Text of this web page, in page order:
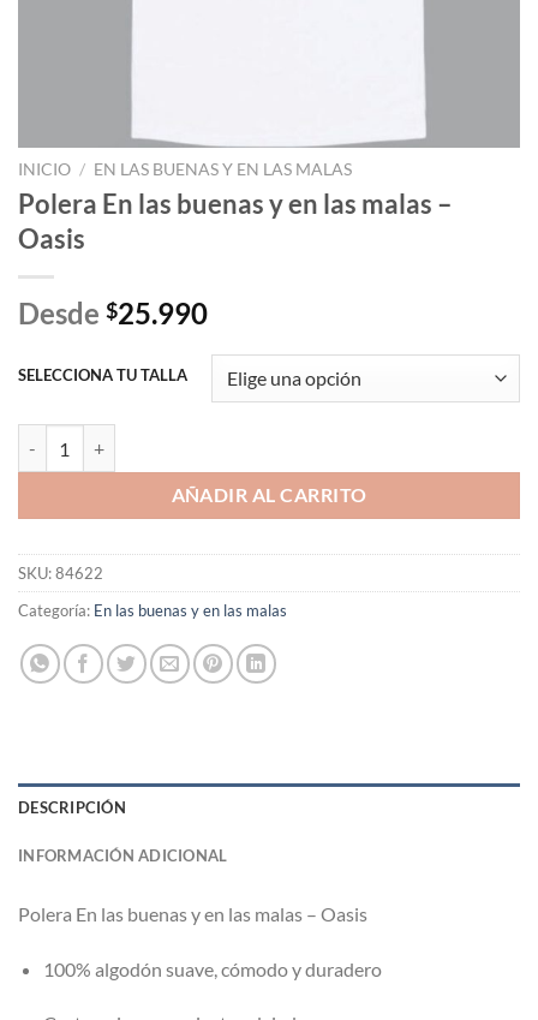
INICIO / EN LAS BUENAS Y EN LAS MALAS
Polera En las buenas y en las malas –
Oasis
Desde $25.990
SELECCIONA TU TALLA
AÑADIR AL CARRITO
SKU:84622
Categoría: En las buenas y en las malas
DESCRIPCIÓN
INFORMACIÓN ADICIONAL
Polera En las buenas y en las malas – Oasis
100% algodón suave, cómodo y duradero